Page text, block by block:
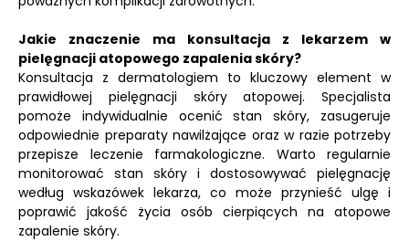
Jakie znaczenie ma konsultacja z lekarzem w
pielęgnacji atopowego zapalenia skóry?
Konsultacja z dermatologiem to kluczowy element w
prawidłowej pielęgnacji skóry atopowej. Specjalista
pomoże indywidualnie ocenić stan skóry, zasugeruje
odpowiednie preparaty nawilżające oraz w razie potrzeby
przepisze leczenie farmakologiczne. Warto regularnie
monitorować stan skóry i dostosowywać pielęgnację
według wskazówek lekarza, co może przynieść ulgę i
poprawić jakość życia osób cierpiących na atopowe
zapalenie skóry.